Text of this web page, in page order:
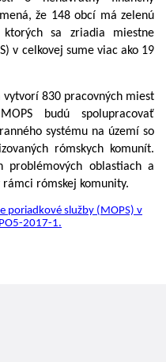
že 148 obcí má zelenú
sa zriadia miestne
v celkovej sume viac ako 19
vytvorí 830 pracovných miest
budú spolupracovať
systému na území so
rómskych komunít.
problémových oblastiach a
rómskej komunity.
poriadkové služby (MOPS) v
2017-1.